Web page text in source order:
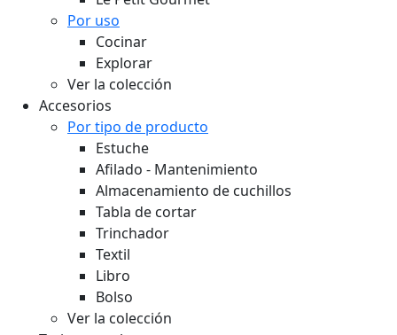
Cocinar
Explorar
Ver la colección
Accesorios
Por tipo de producto
Estuche
Afilado - Mantenimiento
Almacenamiento de cuchillos
Tabla de cortar
Trinchador
Textil
Libro
Bolso
Ver la colección
Tarjeta regalo